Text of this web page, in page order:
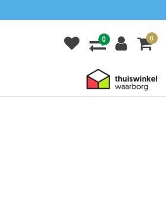
0 0